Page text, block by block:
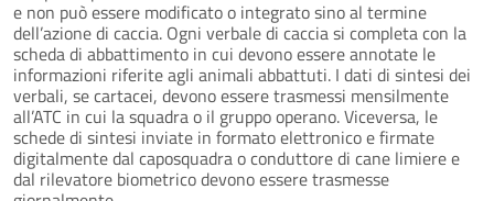
e non può essere modificato o integrato sino al termine
dell’azione di caccia. Ogni verbale di caccia si completa con la
scheda di abbattimento in cui devono essere annotate le
informazioni riferite agli animali abbattuti. I dati di sintesi dei
verbali, se cartacei, devono essere trasmessi mensilmente
all’ATC in cui la squadra o il gruppo operano. Viceversa, le
schede di sintesi inviate in formato elettronico e firmate
digitalmente dal caposquadra o conduttore di cane limiere e
dal rilevatore biometrico devono essere trasmesse